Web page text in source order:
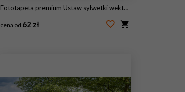
Fototapeta premium Ustaw sylwetki wektorowe żyraf.
cena od 62 zł